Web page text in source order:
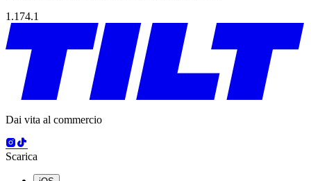
1.174.1
Dai vita al commercio
Scarica